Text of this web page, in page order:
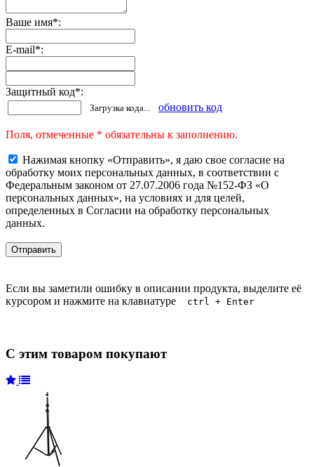
Ваше имя*:
E-mail*:
Защитный код*:
Загрузка кода... обновить код
Поля, отмеченные * обязательны к заполнению.
Нажимая кнопку «Отправить», я даю свое согласие на
обработку моих персональных данных, в соответствии с
Федеральным законом от 27.07.2006 года №152-ФЗ «О
персональных данных», на условиях и для целей,
определенных в Согласии на обработку персональных
данных.
Если вы заметили ошибку в описании продукта, выделите её
курсором и нажмите на клавиатуре
ctrl + Enter
С этим товаром покупают